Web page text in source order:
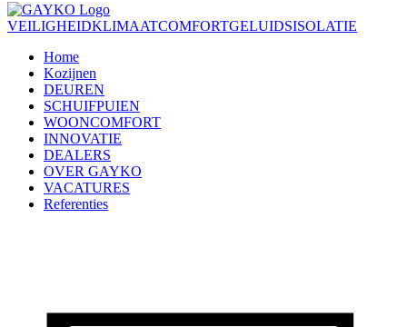
VEILIGHEIDKLIMAATCOMFORTGELUIDSISOLATIE
Home
Kozijnen
DEUREN
SCHUIFPUIEN
WOONCOMFORT
INNOVATIE
DEALERS
OVER GAYKO
VACATURES
Referenties